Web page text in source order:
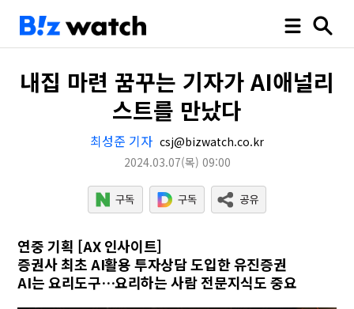
내집 마련 꿈꾸는 기자가 AI애널리
스트를 만났다
최성준 기자 csj@bizwatch.co.kr
2024.03.07(목) 09:00
연중 기획 [AX 인사이트]
증권사 최초 AI활용 투자상담 도입한 유진증권
AI는 요리도구…요리하는 사람 전문지식도 중요